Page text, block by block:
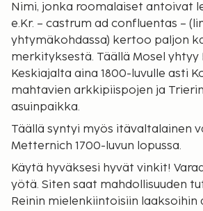
Nimi, jonka roomalaiset antoivat
e.Kr. – castrum ad confluentas –
yhtymäkohdassa) kertoo paljon
merkityksestä. Täällä Mosel yhtyy
Keskiajalta aina 1800-luvulle asti
mahtavien arkkipiispojen ja
asuinpaikka.
Täällä syntyi myös itävaltalainen
Metternich 1700-luvun lopussa.
Käytä hyväksesi hyvät vinkit!
yötä. Siten saat mahdollisuuden
Reinin mielenkiintoisiin laaksoihin